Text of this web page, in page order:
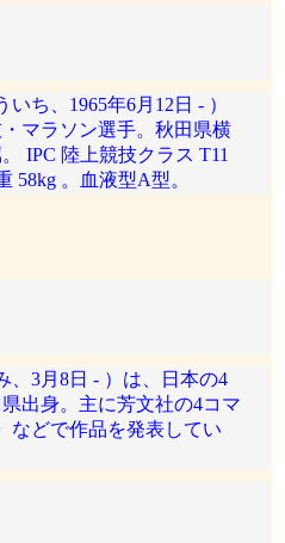
ち、1965年6月12日 - ）
マラソン選手。秋田県横
IPC 陸上競技クラス T11
58kg 。血液型A型。
、3月8日 - ）は、日本の4
出身。主に芳文社の4コマ
などで作品を発表してい